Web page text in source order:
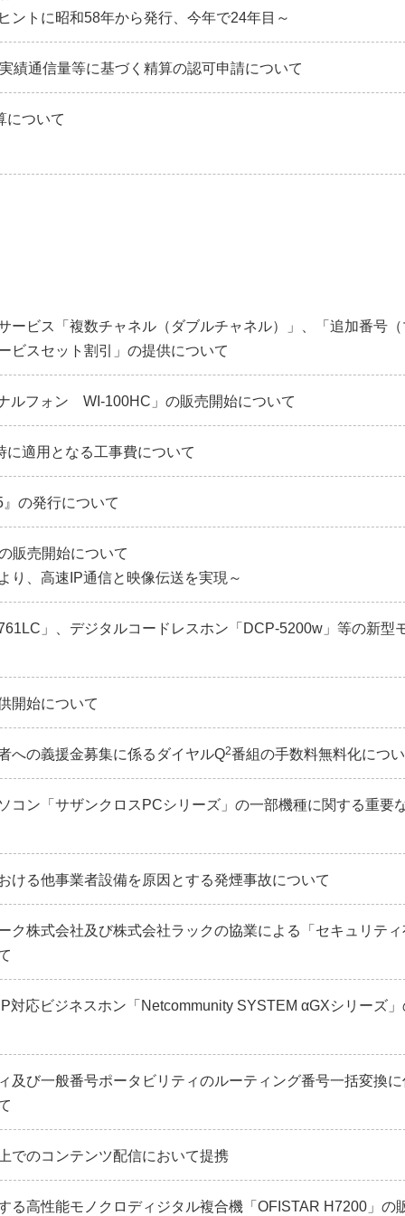
ントに昭和58年から発行、今年で24年目～
績通信量等に基づく精算の認可申請について
について
ービス「複数チャネル（ダブルチャネル）」、「追加番号
ビスセット割引」の提供について
ルフォン WI-100HC」の販売開始について
適用となる工事費について
の発行について
販売開始について
り、高速IP通信と映像伝送を実現～
」、デジタルコードレスホン「DCP-5200w」等の新型
開始について
への義援金募集に係るダイヤルQ2番組の手数料無料化につ
コン「サザンクロスPCシリーズ」の一部機種に関する重要
ける他事業者設備を原因とする発煙事故について
ク株式会社及び株式会社ラックの協業による「セキュリテ
対応ビジネスホン「Netcommunity SYSTEM αGXシリーズ
及び一般番号ポータビリティのルーティング番号一括変換
でのコンテンツ配信において提携
る高性能モノクロディジタル複合機「OFISTAR H7200」の